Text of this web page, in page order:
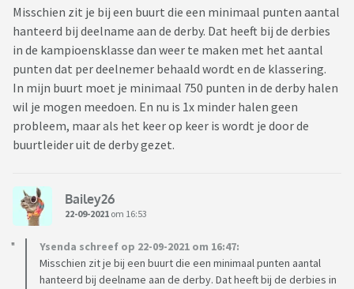
Misschien zit je bij een buurt die een minimaal punten aantal
hanteerd bij deelname aan de derby. Dat heeft bij de derbies
in de kampioensklasse dan weer te maken met het aantal
punten dat per deelnemer behaald wordt en de klassering.
In mijn buurt moet je minimaal 750 punten in de derby halen
wil je mogen meedoen. En nu is 1x minder halen geen
probleem, maar als het keer op keer is wordt je door de
buurtleider uit de derby gezet.
Bailey26
22-09-2021 om 16:53
Ysenda schreef op 22-09-2021 om 16:47:
Misschien zit je bij een buurt die een minimaal punten aantal
hanteerd bij deelname aan de derby. Dat heeft bij de derbies in